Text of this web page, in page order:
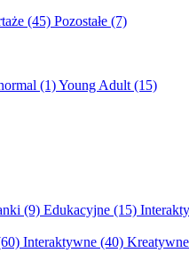
(45) Pozostałe (7)
(1)Young Adult (15)
(9) Edukacyjne (15)
Interaktywne (40)